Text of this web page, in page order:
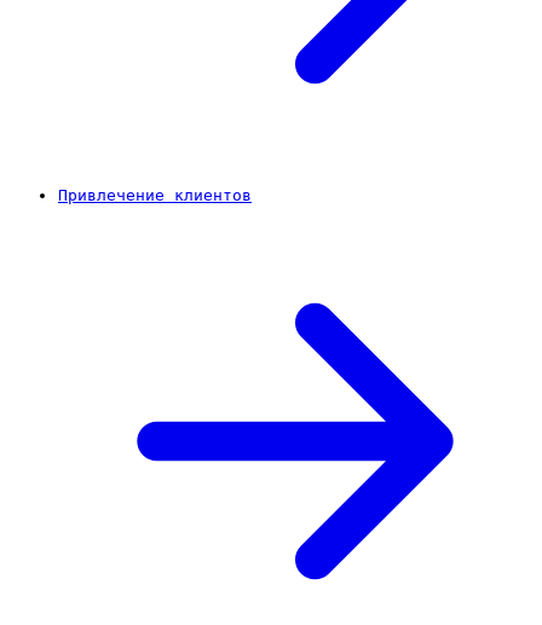
Привлечение клиентов